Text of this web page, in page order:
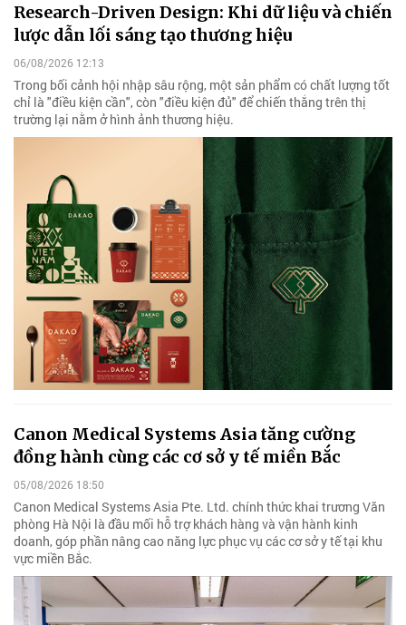
Research-Driven Design: Khi dữ liệu và chiến
lược dẫn lối sáng tạo thương hiệu
06/08/2026 12:13
Trong bối cảnh hội nhập sâu rộng, một sản phẩm có chất lượng tốt
chỉ là "điều kiện cần", còn "điều kiện đủ" để chiến thắng trên thị
trường lại nằm ở hình ảnh thương hiệu.
Canon Medical Systems Asia tăng cường
đồng hành cùng các cơ sở y tế miền Bắc
05/08/2026 18:50
Canon Medical Systems Asia Pte. Ltd. chính thức khai trương Văn
phòng Hà Nội là đầu mối hỗ trợ khách hàng và vận hành kinh
doanh, góp phần nâng cao năng lực phục vụ các cơ sở y tế tại khu
vực miền Bắc.